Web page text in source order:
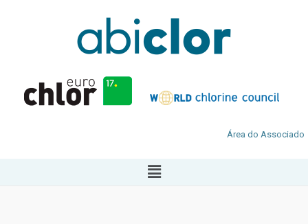
Área do Associado